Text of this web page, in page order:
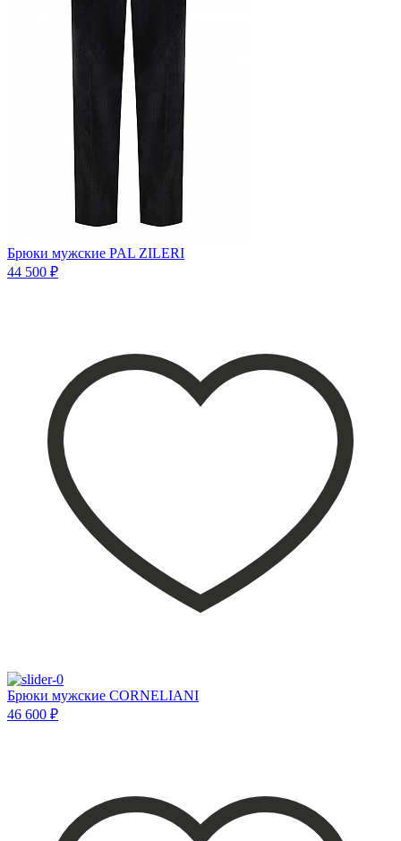
Брюки мужские PAL ZILERI
44 500 ₽
Брюки мужские CORNELIANI
46 600 ₽